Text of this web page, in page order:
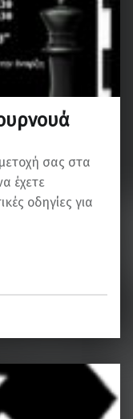
σας στα
έχετε
οδηγίες για